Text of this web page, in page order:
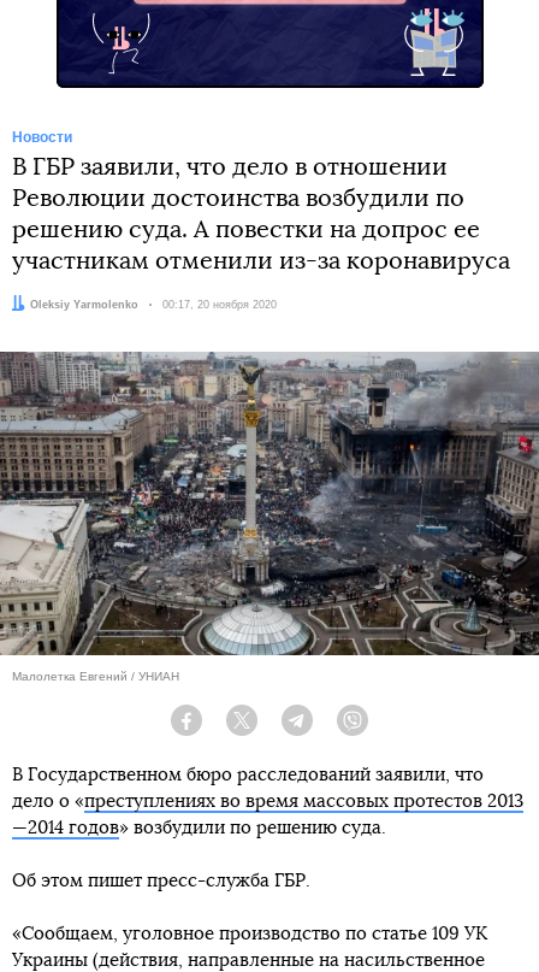
Новости
В ГБР заявили, что дело в отношении
Революции достоинства возбудили по
решению суда. А повестки на допрос ее
участникам отменили из-за коронавируса
Автор:
Oleksiy Yarmolenko Дата:
00:17, 20 ноября 2020
Малолетка Евгений / УНИАН
Facebook Twitter Telegram
В Государственном бюро расследований заявили, что
дело о «преступлениях во время массовых протестов 2013
—2014 годов» возбудили по решению суда.
Об этом пишет пресс-служба ГБР.
«Сообщаем, уголовное производство по статье 109 УК
Украины (действия, направленные на насильственное